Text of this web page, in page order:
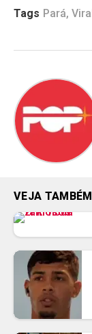
Tags Pará, Viral
VEJA TAMBÉM